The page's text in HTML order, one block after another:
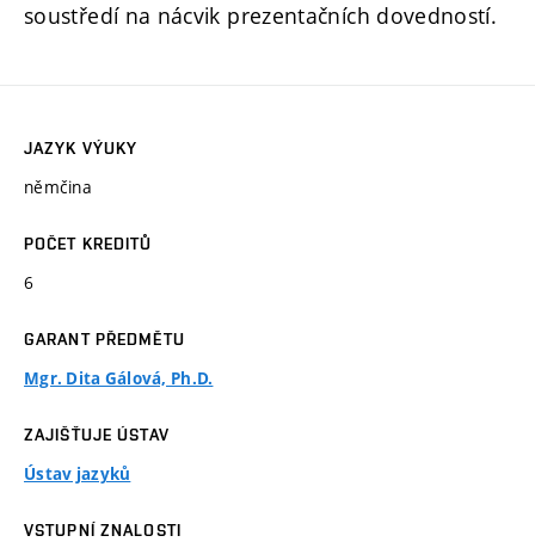
soustředí na nácvik prezentačních dovedností.
JAZYK VÝUKY
němčina
POČET KREDITŮ
6
GARANT PŘEDMĚTU
Mgr. Dita Gálová, Ph.D.
ZAJIŠŤUJE ÚSTAV
Ústav jazyků
VSTUPNÍ ZNALOSTI